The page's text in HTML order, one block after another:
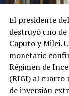
El presidente
destruyó uno
Caputo y Milei.
monetario
Régimen de
(RIGI) al cuarto
de inversión